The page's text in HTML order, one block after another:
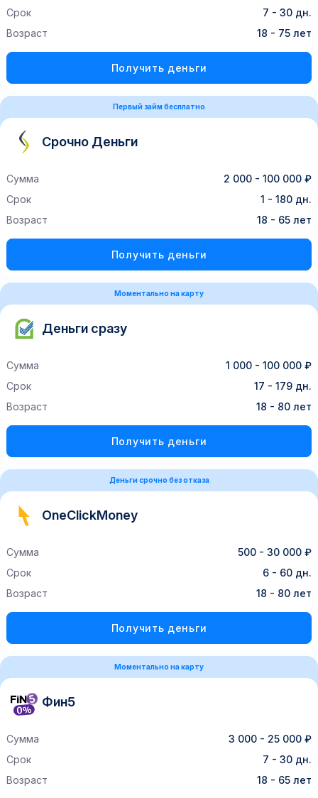
Срок
7 - 30 дн.
Возраст
18 - 75 лет
Получить деньги
Первый займ бесплатно
Срочно Деньги
Сумма
2 000 - 100 000 ₽
Срок
1 - 180 дн.
Возраст
18 - 65 лет
Получить деньги
Моментально на карту
Деньги сразу
Сумма
1 000 - 100 000 ₽
Срок
17 - 179 дн.
Возраст
18 - 80 лет
Получить деньги
Деньги срочно без отказа
OneClickMoney
Сумма
500 - 30 000 ₽
Срок
6 - 60 дн.
Возраст
18 - 80 лет
Получить деньги
Моментально на карту
Фин5
Сумма
3 000 - 25 000 ₽
Срок
7 - 30 дн.
Возраст
18 - 65 лет